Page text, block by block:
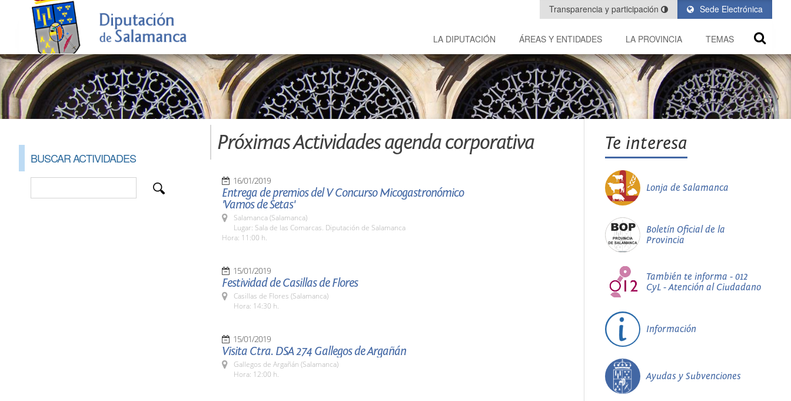
Sede Electrónica
Transparencia y participación
LA DIPUTACIÓN ÁREAS Y ENTIDADES LA PROVINCIA TEMAS
BUSCAR ACTIVIDADES
Próximas Actividades agenda corporativa
16/01/2019
Entrega de premios del V Concurso Micogastronómico
'Vamos de Setas'
Salamanca (Salamanca)
Lugar: Sala de las Comarcas. Diputación de Salamanca
Hora: 11:00 h.
15/01/2019
Festividad de Casillas de Flores
Casillas de Flores (Salamanca)
Hora: 14:30 h.
15/01/2019
Visita Ctra. DSA 274 Gallegos de Argañán
Gallegos de Argañán (Salamanca)
Hora: 12:00 h.
Te interesa
Lonja de Salamanca
Boletín Oficial de la
Provincia
También te informa - 012
CyL - Atención al Ciudadano
Información
Ayudas y Subvenciones